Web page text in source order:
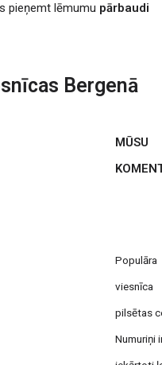
pieņemt lēmumu pārbaudi
Bergenā
MŪSU
Populāra
viesnīca
pilsētas
Numuriņi